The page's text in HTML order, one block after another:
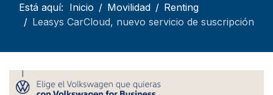
Está aquí: Inicio Movilidad
Renting
Leasys CarCloud, nuevo servicio de suscripción